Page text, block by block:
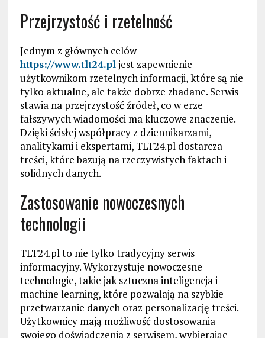
Przejrzystość i rzetelność
Jednym z głównych celów
https://www.tlt24.pljest zapewnienie
użytkownikom rzetelnych informacji, które są nie
tylko aktualne, ale także dobrze zbadane. Serwis
stawia na przejrzystość źródeł, co w erze
fałszywych wiadomości ma kluczowe znaczenie.
Dzięki ścisłej współpracy z dziennikarzami,
analitykami i ekspertami, TLT24.pl dostarcza
treści, które bazują na rzeczywistych faktach i
solidnych danych.
Zastosowanie nowoczesnych
technologii
TLT24.pl to nie tylko tradycyjny serwis
informacyjny. Wykorzystuje nowoczesne
technologie, takie jak sztuczna inteligencja i
machine learning, które pozwalają na szybkie
przetwarzanie danych oraz personalizację treści.
Użytkownicy mają możliwość dostosowania
swojego doświadczenia z serwisem, wybierając